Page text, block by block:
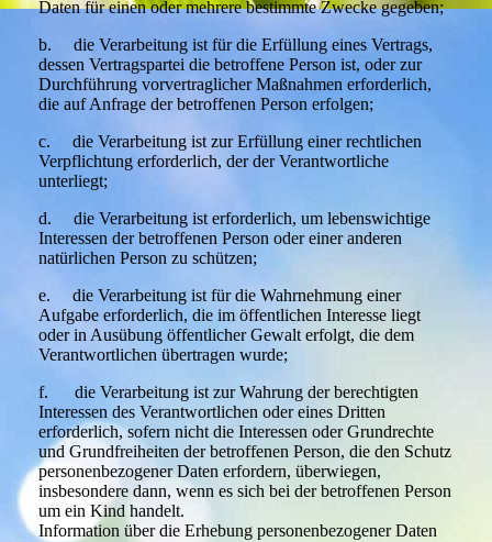
Daten für einen oder mehrere bestimmte Zwecke gegeben;
b. die Verarbeitung ist für die Erfüllung eines Vertrags,
dessen Vertragspartei die betroffene Person ist, oder zur
Durchführung vorvertraglicher Maßnahmen erforderlich,
die auf Anfrage der betroffenen Person erfolgen;
c. die Verarbeitung ist zur Erfüllung einer rechtlichen
Verpflichtung erforderlich, der der Verantwortliche
unterliegt;
d. die Verarbeitung ist erforderlich, um lebenswichtige
Interessen der betroffenen Person oder einer anderen
natürlichen Person zu schützen;
e. die Verarbeitung ist für die Wahrnehmung einer
Aufgabe erforderlich, die im öffentlichen Interesse liegt
oder in Ausübung öffentlicher Gewalt erfolgt, die dem
Verantwortlichen übertragen wurde;
f. die Verarbeitung ist zur Wahrung der berechtigten
Interessen des Verantwortlichen oder eines Dritten
erforderlich, sofern nicht die Interessen oder Grundrechte
und Grundfreiheiten der betroffenen Person, die den Schutz
personenbezogener Daten erfordern, überwiegen,
insbesondere dann, wenn es sich bei der betroffenen Person
um ein Kind handelt.
Information über die Erhebung personenbezogener Daten